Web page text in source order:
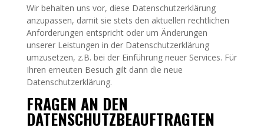
Wir behalten uns vor, diese Datenschutzerklärung
anzupassen, damit sie stets den aktuellen rechtlichen
Anforderungen entspricht oder um Änderungen
unserer Leistungen in der Datenschutzerklärung
umzusetzen, z.B. bei der Einführung neuer Services. Für
Ihren erneuten Besuch gilt dann die neue
Datenschutzerklärung.
FRAGEN AN DEN
DATENSCHUTZBEAUFTRAGTEN